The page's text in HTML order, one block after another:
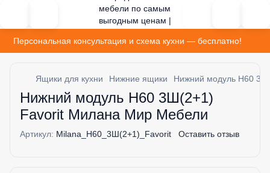
Персональная консультация и схема кухни — бесплатно!
Ящики для кухни Нижние ящики Нижний модуль H60
Нижний модуль H60 3Ш(2+1)
Favorit Милана Мир Мебели
Артикул: Milana_H60_3Ш(2+1)_Favorit Оставить отзыв